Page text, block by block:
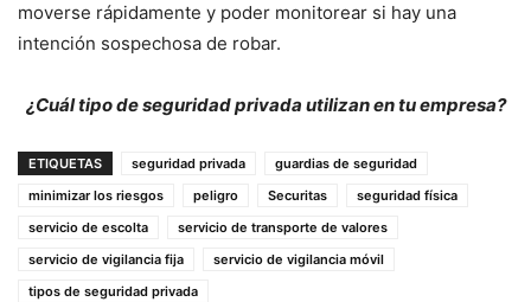
moverse rápidamente y poder monitorear si hay una
intención sospechosa de robar.
¿Cuál tipo de seguridad privada utilizan en tu empresa?
ETIQUETAS seguridad privada
guardias de seguridad
minimizar los riesgos
peligro Securitas
seguridad física
servicio de escolta
servicio de transporte de valores
servicio de vigilancia fija
servicio de vigilancia móvil
tipos de seguridad privada